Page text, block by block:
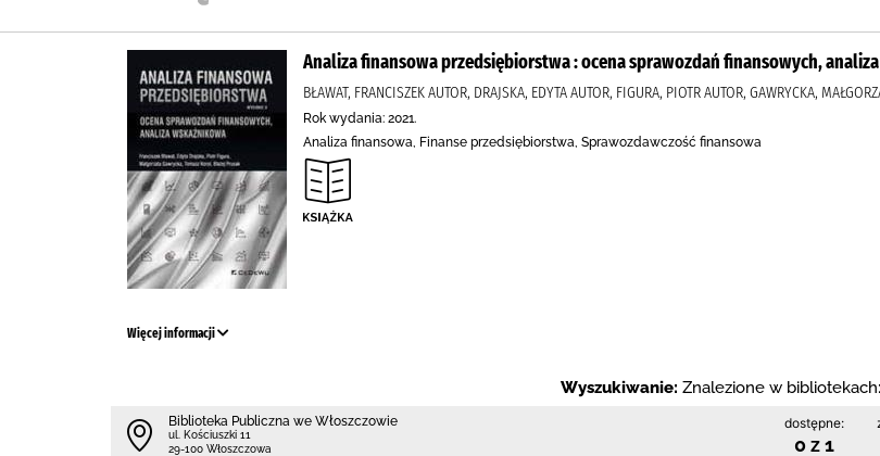
Analiza finansowa przedsiębiorstwa : ocena sprawozdań finansowych,
BŁAWAT, FRANCISZEK AUTOR, DRAJSKA, EDYTA AUTOR, FIGURA, PIOTR AUTOR, GAWRYCKA,
Rok wydania: 2021.
Analiza finansowa, Finanse przedsiębiorstwa, Sprawozdawczość finansowa
Więcej informacji
Wyszukiwanie: Znalezione w bibliotekach:
Biblioteka Publiczna we Włoszczowie
ul. Kościuszki 11
29-100 Włoszczowa
dostępne:
0 z 1